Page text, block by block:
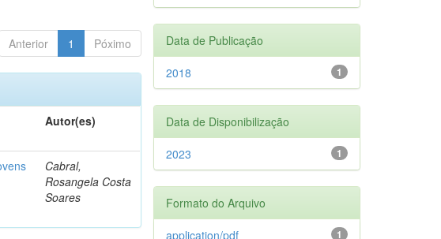
Anterior 1 Póximo
Autor(es)
Cabral,
Rosangela Costa
Soares
Data de Publicação
1
2018
Data de Disponibilização
1
2023
Formato do Arquivo
1
application/pdf